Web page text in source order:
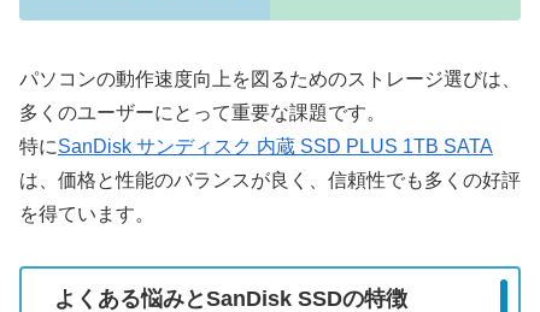
パソコンの動作速度向上を図るためのストレージ選びは、
多くのユーザーにとって重要な課題です。
特にSanDisk サンディスク 内蔵 SSD PLUS 1TB SATA
は、価格と性能のバランスが良く、信頼性でも多くの好評
を得ています。
よくある悩みとSanDisk SSDの特徴